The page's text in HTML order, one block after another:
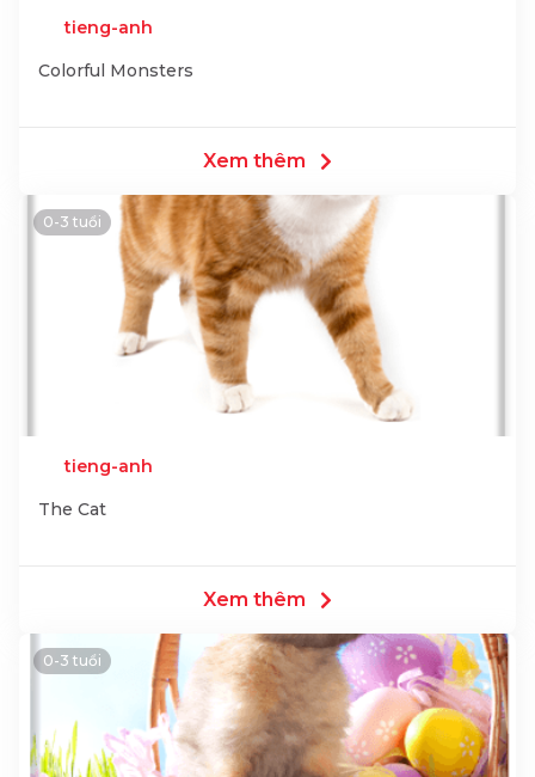
tieng-anh
Colorful Monsters
Xem thêm
0-3 tuổi
tieng-anh
The Cat
Xem thêm
0-3 tuổi